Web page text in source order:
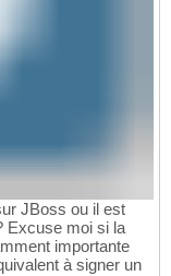
JBoss ou il est
Excuse moi si la
importante
à signer un